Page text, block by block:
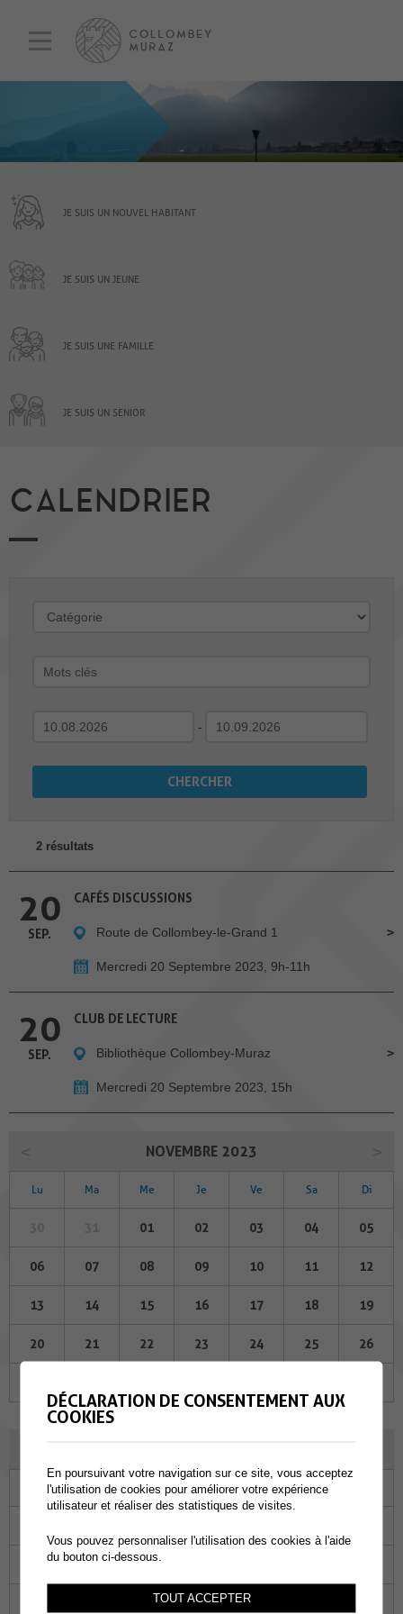
JE SUIS UN NOUVEL HABITANT
JE SUIS UN JEUNE
JE SUIS UNE FAMILLE
JE SUIS UN SENIOR
CALENDRIER
-
2 résultats
20
SEP.
CAFÉS DISCUSSIONS
Route de Collombey-le-Grand 1
Mercredi 20 Septembre 2023, 9h-11h
20
SEP.
CLUB DE LECTURE
Bibliothèque Collombey-Muraz
Mercredi 20 Septembre 2023, 15h
NOVEMBRE 2023
Lu Ma Me Je Ve Sa Di
01 02 03 04 05
06 07 08 09 10 11 12
13 14 15 16 17 18 19
20 21 22 23 24 25 26
Ma Me Je Ve Sa
05 06
14 15
DÉCLARATION DE CONSENTEMENT AUX
COOKIES
En poursuivant votre navigation sur ce site, vous acceptez
l'utilisation de cookies pour améliorer votre expérience
utilisateur et réaliser des statistiques de visites.
Vous pouvez personnaliser l'utilisation des cookies à l'aide
du bouton ci-dessous.
TOUT ACCEPTER